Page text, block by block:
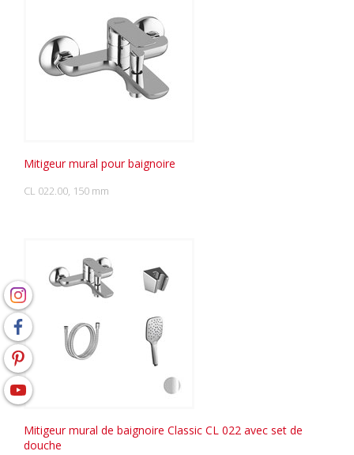
Mitigeur mural pour baignoire
CL 022.00, 150 mm
Mitigeur mural de baignoire Classic CL 022 avec set de
douche